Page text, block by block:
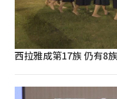
西拉雅成第17族 仍有8